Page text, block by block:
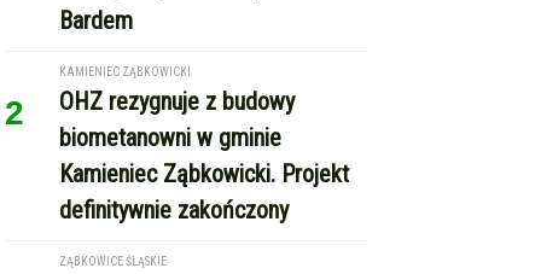
Bardem
2
KAMIENIEC ZĄBKOWICKI
OHZ rezygnuje z budowy
biometanowni w gminie
Kamieniec Ząbkowicki. Projekt
definitywnie zakończony
ZĄBKOWICE ŚLĄSKIE